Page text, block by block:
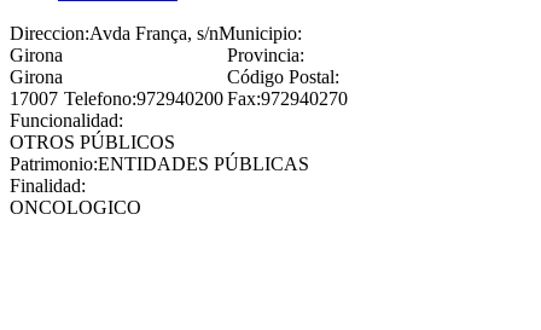
Direccion:Avda França, s/nMunicipio:
Girona
Provincia:
Girona
Código Postal:
17007 Telefono:972940200Fax:972940270
Funcionalidad:
OTROS PÚBLICOS
Patrimonio:ENTIDADES PÚBLICAS
Finalidad:
ONCOLOGICO